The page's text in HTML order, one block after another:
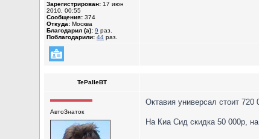
Зарегистрирован: 17 июн
2010, 00:55
Сообщения: 374
Откуда: Москва
Благодарил (а): 9 раз.
Поблагодарили: 44 раз.
TePaIIeBT
АвтоЗнаток
Октавия универсал стоит
На Киа Сид скидка 50 000р,